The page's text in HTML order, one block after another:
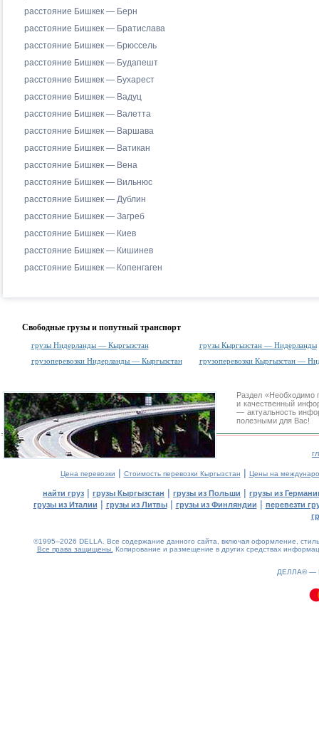
расстояние Бишкек — Берн
расстояние Бишкек — Братислава
расстояние Бишкек — Брюссель
расстояние Бишкек — Будапешт
расстояние Бишкек — Бухарест
расстояние Бишкек — Вадуц
расстояние Бишкек — Валетта
расстояние Бишкек — Варшава
расстояние Бишкек — Ватикан
расстояние Бишкек — Вена
расстояние Бишкек — Вильнюс
расстояние Бишкек — Дублин
расстояние Бишкек — Загреб
расстояние Бишкек — Киев
расстояние Бишкек — Кишинев
расстояние Бишкек — Копенгаген
Свободные грузы и попутный транспорт
грузы Нидерланды — Кыргызстан
грузы Кыргызстан — Нидерланды
грузоперевозки Нидерланды — Кыргызстан
грузоперевозки Кыргызстан —
Раздел «Необходимо
и качественный
— актуальность
полезными для Вас!
Цена перевозки | Стоимость перевозки Кыргызстан | Цены на
найти груз | грузы Кыргызстан | грузы из Польши | грузы из
грузы из Италии | грузы из Литвы| грузы из Финляндии | перевезти
©1995–2026 DELLA. Все содержание данного сайта, включая оформление,
Все права защищены. Копирование и размещение в других средствах
ДЕЛЛА® —